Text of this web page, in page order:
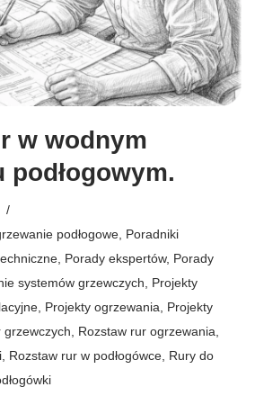
w wodnym
podłogowym.
podłogowe, Poradniki
, Porady ekspertów, Porady
systemów grzewczych, Projekty
, Projekty ogrzewania, Projekty
grzewczych, Rozstaw rur ogrzewania,
, Rozstaw rur w podłogówce, Rury do